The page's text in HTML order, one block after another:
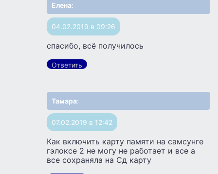
Елена:
04.02.2019 в 09:26
спасибо, всё получилось
Ответить
Тамара:
07.02.2019 в 12:42
Как включить карту памяти на самсунге
гэлоксе 2 не могу не работает и все а
все сохраняла на Сд карту